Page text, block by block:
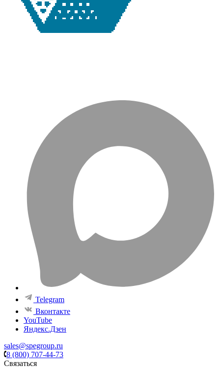
Telegram
Вконтакте
YouTube
Яндекс.Дзен
sales@spegroup.ru
8 (800) 707-44-73
Связаться